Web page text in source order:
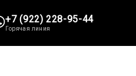
+7 (922) 228-95-44
Горячая линия